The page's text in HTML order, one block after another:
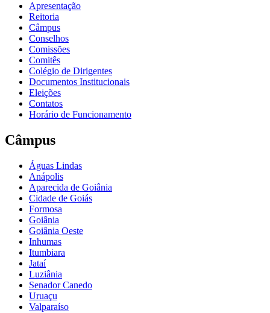
Apresentação
Reitoria
Câmpus
Conselhos
Comissões
Comitês
Colégio de Dirigentes
Documentos Institucionais
Eleições
Contatos
Horário de Funcionamento
Câmpus
Águas Lindas
Anápolis
Aparecida de Goiânia
Cidade de Goiás
Formosa
Goiânia
Goiânia Oeste
Inhumas
Itumbiara
Jataí
Luziânia
Senador Canedo
Uruaçu
Valparaíso